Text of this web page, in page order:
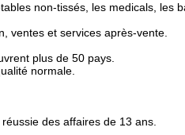
non-tissés, les medicals, les
ventes et services après-vente.
plus de 50 pays.
normale.
des affaires de 13 ans.